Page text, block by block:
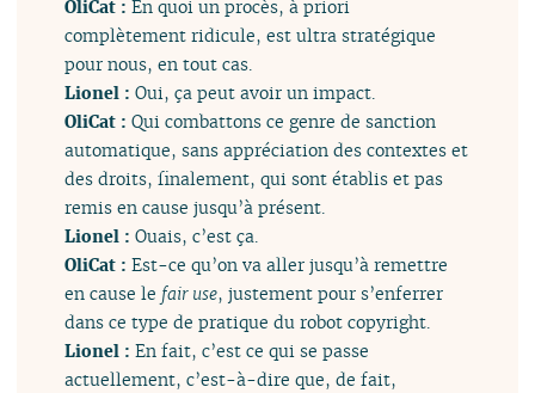
OliCat : En quoi un procès, à priori
complètement ridicule, est ultra stratégique
pour nous, en tout cas.
Lionel :Oui, ça peut avoir un impact.
OliCat : Qui combattons ce genre de sanction
automatique, sans appréciation des contextes et
des droits, finalement, qui sont établis et pas
remis en cause jusqu’à présent.
Lionel :Ouais, c’est ça.
OliCat : Est-ce qu’on va aller jusqu’à remettre
en cause le fair use, justement pour s’enferrer
dans ce type de pratique du robot copyright.
Lionel :En fait, c’est ce qui se passe
actuellement, c’est-à-dire que, de fait,